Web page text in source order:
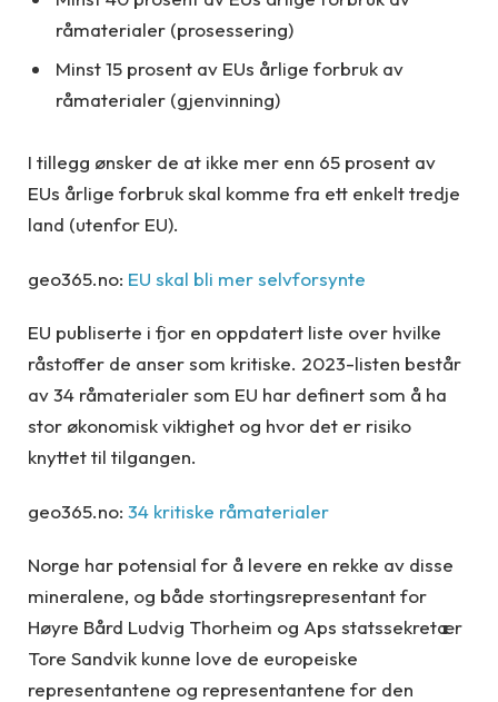
råmaterialer (prosessering)
Minst 15 prosent av EUs årlige forbruk av
råmaterialer (gjenvinning)
I tillegg ønsker de at ikke mer enn 65 prosent av
EUs årlige forbruk skal komme fra ett enkelt tredje
land (utenfor EU).
geo365.no: EU skal bli mer selvforsynte
EU publiserte i fjor en oppdatert liste over hvilke
råstoffer de anser som kritiske. 2023-listen består
av 34 råmaterialer som EU har definert som å ha
stor økonomisk viktighet og hvor det er risiko
knyttet til tilgangen.
geo365.no: 34 kritiske råmaterialer
Norge har potensial for å levere en rekke av disse
mineralene, og både stortingsrepresentant for
Høyre Bård Ludvig Thorheim og Aps statssekretær
Tore Sandvik kunne love de europeiske
representantene og representantene for den